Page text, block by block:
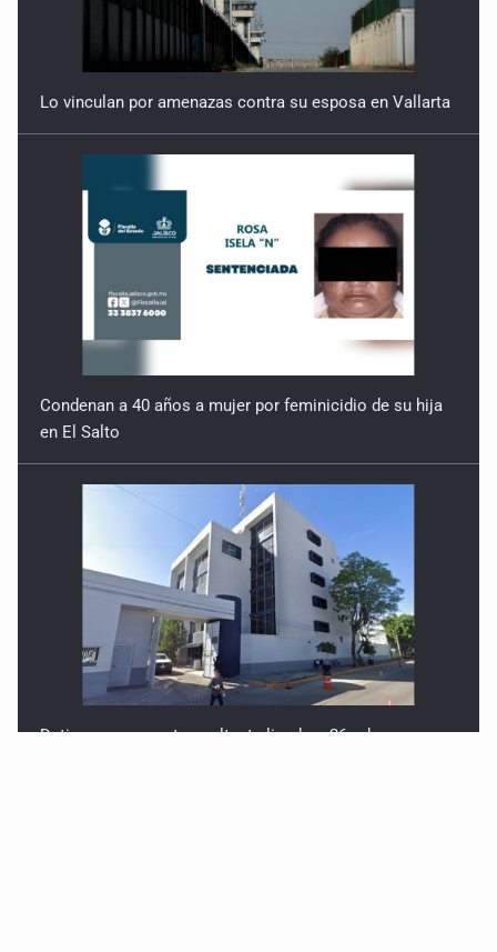
Lo vinculan por amenazas contra su esposa en Vallarta
Condenan a 40 años a mujer por feminicidio de su hija
en El Salto
Detienen a presunto asaltante ligado a 26 robos en
AMG